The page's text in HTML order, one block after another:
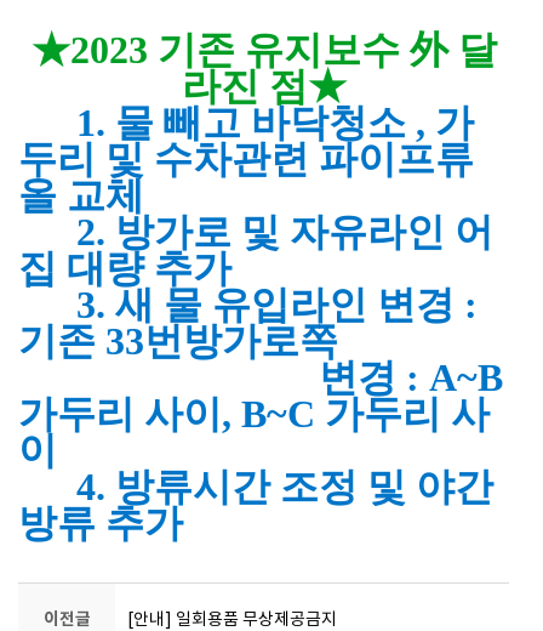
★2023 기존 유지보수 外 달
라진 점★
1. 물 빼고 바닥청소 , 가
두리 및 수차관련 파이프류
올 교체
2. 방가로 및 자유라인 어
집 대량 추가
3. 새 물 유입라인 변경 :
기존 33번방가로쪽
변경 : A~B
가두리 사이, B~C 가두리 사
이
4. 방류시간 조정 및 야간
방류 추가
이전글 [안내] 일회용품 무상제공금지